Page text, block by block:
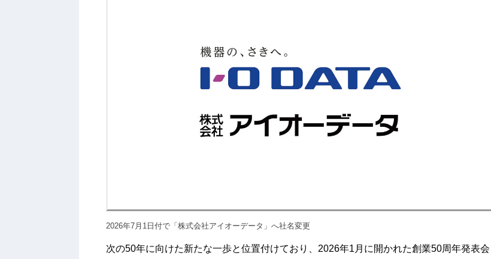
2026年7月1日付で「株式会社アイオーデータ」へ社名変更
次の50年に向けた新たな一歩と位置付けており、2026年1月に開かれた創業50周年発表会